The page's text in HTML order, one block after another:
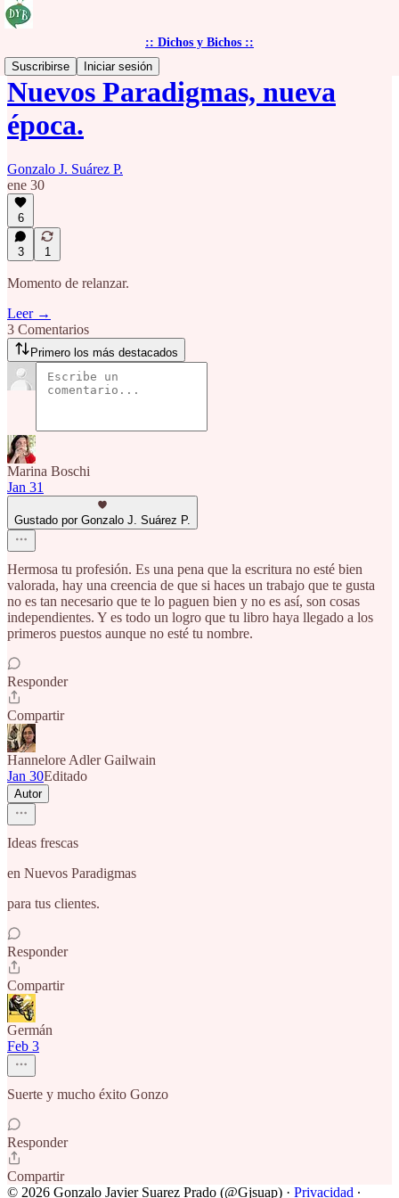
:: Dichos y Bichos ::
Suscribirse
Iniciar sesión
Nuevos Paradigmas, nueva
época.
Gonzalo J. Suárez P.
ene 30
6
3 1
Momento de relanzar.
Leer →
3 Comentarios
Primero los más destacados
Marina Boschi
Jan 31
Gustado por Gonzalo J. Suárez P.
Hermosa tu profesión. Es una pena que la escritura no esté bien
valorada, hay una creencia de que si haces un trabajo que te gusta
no es tan necesario que te lo paguen bien y no es así, son cosas
independientes. Y es todo un logro que tu libro haya llegado a los
primeros puestos aunque no esté tu nombre.
Responder
Compartir
Hannelore Adler Gailwain
Jan 30Editado
Autor
Ideas frescas
en Nuevos Paradigmas
para tus clientes.
Responder
Compartir
Germán
Feb 3
Suerte y mucho éxito Gonzo
Responder
Compartir
© 2026 Gonzalo Javier Suarez Prado (@Gjsuap) · Privacidad ∙